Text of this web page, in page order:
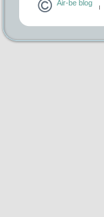
Air-be blog